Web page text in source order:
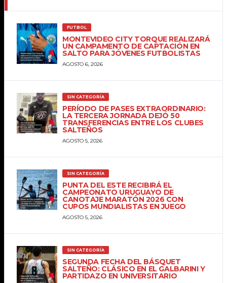
FUTBOL
MONTEVIDEO CITY TORQUE REALIZARÁ
UN CAMPAMENTO DE CAPTACIÓN EN
SALTO PARA JÓVENES FUTBOLISTAS
AGOSTO 6, 2026
SIN CATEGORÍA
PERÍODO DE PASES EXTRAORDINARIO:
LA TERCERA JORNADA DEJÓ 50
TRANSFERENCIAS ENTRE LOS CLUBES
SALTEÑOS
AGOSTO 5, 2026
SIN CATEGORÍA
PUNTA DEL ESTE RECIBIRÁ EL
CAMPEONATO URUGUAYO DE
CANOTAJE MARATÓN 2026 CON
CUPOS MUNDIALISTAS EN JUEGO
AGOSTO 5, 2026
SIN CATEGORÍA
SEGUNDA FECHA DEL BÁSQUET
SALTEÑO: CLÁSICO EN EL GALBARINI Y
PARTIDAZO EN UNIVERSITARIO